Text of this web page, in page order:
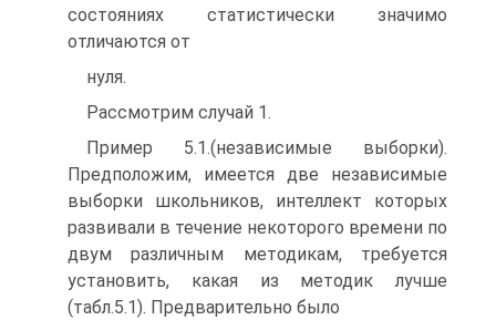
состояниях статистически значимо
отличаются от
нуля.
Рассмотрим случай 1.
Пример 5.1.(независимые выборки).
Предположим, имеется две независимые
выборки школьников, интеллект которых
развивали в течение некоторого времени по
двум различным методикам, требуется
установить, какая из методик лучше
(табл.5.1). Предварительно было